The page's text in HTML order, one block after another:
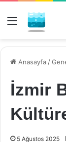
Menü
Anasayfa /
İzmir
5 Ağustos 2025